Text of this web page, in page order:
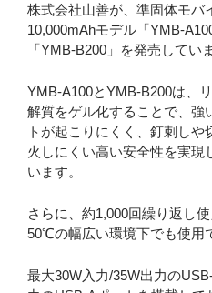
株式会社山善が、準固体モバ
10,000mAhモデル「YMB-
「YMB-B200」を発売してい
YMB-A100とYMB-B200は、
解質をゲル化することで、強
トが起こりにくく、釘刺し
火しにくい高い安全性を実現
います。
さらに、約1,000回繰り返し
50℃の幅広い環境下でも使用
最大30W入力/35W出力の